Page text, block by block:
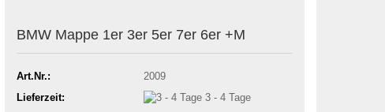
BMW Mappe 1er 3er 5er 7er 6er +M
Art.Nr.:
2009
Lieferzeit:
3 - 4 Tage